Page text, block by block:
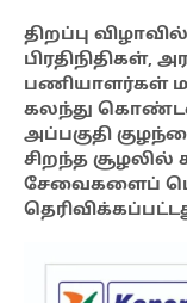
திறப்பு
பிரதிநிதிகள்,
பணியாளர்கள்
கலந்து
அப்பகுதி
சிறந்த சூழலில்
சேவைகளைப்